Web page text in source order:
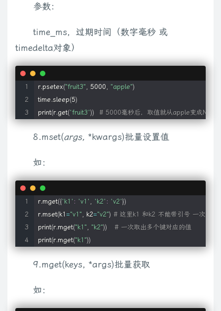
参数：
time_ms，过期时间（数字毫秒 或
timedelta对象）
r.psetex("fruit3" , 5000, "apple")
time.sleep(5)
print(r.get('fruit3')) # 5000毫秒后，取值就从apple变成None
8.mset(args, *kwargs)批量设置值
如：
r.mget({'k1' : 'v1' , 'k2' : 'v2'})
r.mset(k1 ="v1" , k2="v2") # 这里k1 和k2 不能带引号 一次设置
print(r.mget("k1" , "k2"))
# 一次取出多个键对应的值
print(r.mget("k1"))
9.mget(keys, *args)批量获取
如：